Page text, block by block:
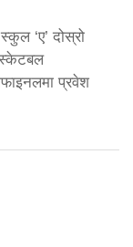
‘ए’ दोस्रो
प्रवेश